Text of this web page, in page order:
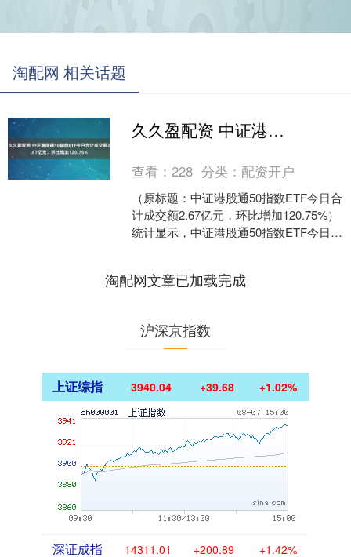
淘配网 相关话题
久久盈配资 中证港股通50指数ETF今日合计成交额2.67亿元，环比增加120.75%
查看：228 分类： 配资开户
（原标题：中证港股通50指数ETF今日合
计成交额2.67亿元，环比增加120.75%）
统计显示，中证港股通50指数ETF今日合
淘配网文章已加载完成
沪深京指数
上证综指 3940.04 +39.68 +1.02%
深证成指 14311.01 +200.89 +1.42%